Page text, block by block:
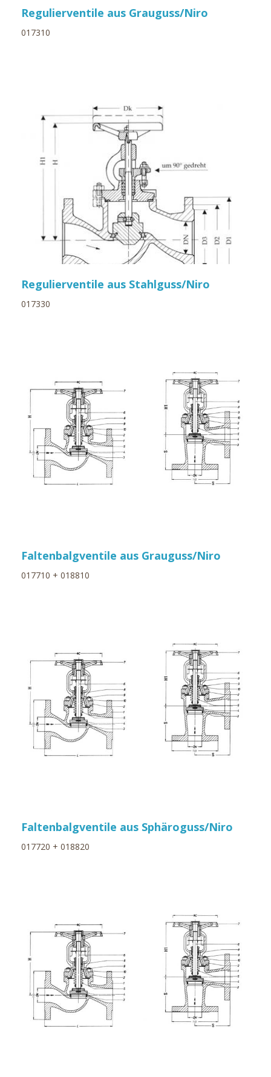
Regulierventile aus Grauguss/Niro
017310
Regulierventile aus Stahlguss/Niro
017330
Faltenbalgventile aus Grauguss/Niro
017710 + 018810
Faltenbalgventile aus Sphäroguss/Niro
017720 + 018820